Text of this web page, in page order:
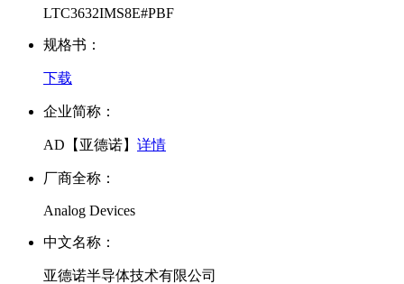
LTC3632IMS8E#PBF
规格书：
下载
企业简称：
AD【亚德诺】 详情
厂商全称：
Analog Devices
中文名称：
亚德诺半导体技术有限公司